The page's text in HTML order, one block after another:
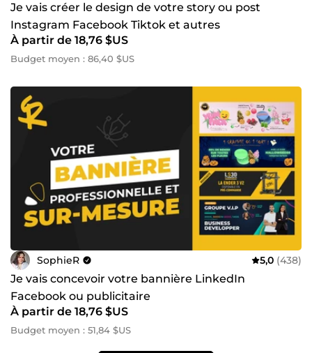
Je vais créer le design de votre story ou post
Instagram Facebook Tiktok et autres
À partir de 18,76 $US
Budget moyen : 86,40 $US
SophieR 5,0 (438)
Je vais concevoir votre bannière LinkedIn
Facebook ou publicitaire
À partir de 18,76 $US
Budget moyen : 51,84 $US